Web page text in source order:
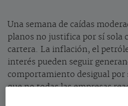
Una semana de caídas
planos no justifica por sí sola
cartera. La inflación, el
interés pueden seguir
comportamiento desigual por
que no todas las empresas